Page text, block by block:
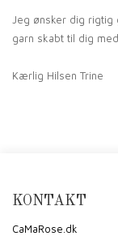
Jeg ønsker dig rigtig
garn skabt til dig
Kærlig Hilsen Trine
KONTAKT
CaMaRose.dk